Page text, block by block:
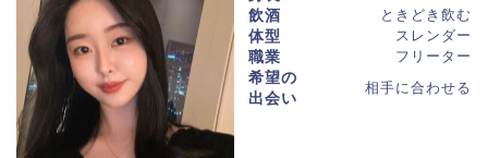
飲酒 ときどき飲む
体型 スレンダー
職業 フリーター
希望の
出会い
相手に合わせる